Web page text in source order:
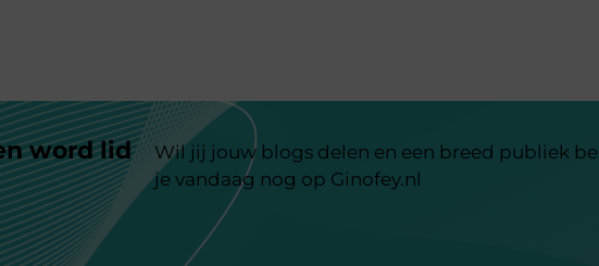
word lid
Wil jij jouw blogs delen en een breed publiek
je vandaag nog op Ginofey.nl